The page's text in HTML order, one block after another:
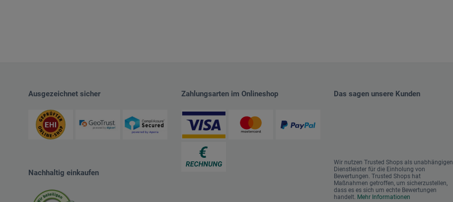
Ausgezeichnet sicher
Nachhaltig einkaufen
Zahlungsarten im Onlineshop Das sagen unsere Kunden
Wir nutzen Trusted Shops als unabhängigen
Dienstleister für die Einholung von
Bewertungen. Trusted Shops hat
Maßnahmen getroffen, um sicherzustellen,
dass es es sich um echte Bewertungen
handelt. Mehr Informationen